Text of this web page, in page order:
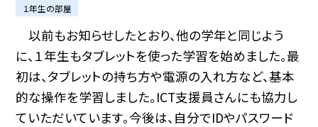
１年生の部屋
以前もお知らせしたとおり、他の学年と同じよう
に、１年生もタブレットを使った学習を始めました。最
初は、タブレットの持ち方や電源の入れ方など、基本
的な操作を学習しました。ICT支援員さんにも協力し
ていただいています。今後は、自分でIDやパスワード